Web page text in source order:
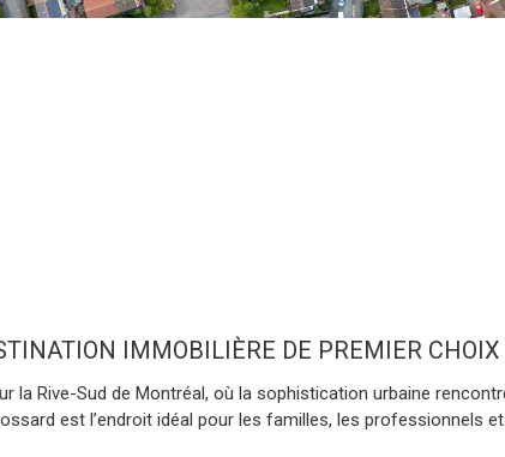
IMMOBILIÈRE DE PREMIER CHOIX
la Rive-Sud de Montréal, où la sophistication urbaine
est l’endroit idéal pour les familles, les professionnels